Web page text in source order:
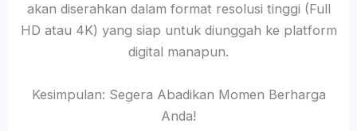
akan diserahkan dalam format resolusi tinggi (Full
HD atau 4K) yang siap untuk diunggah ke platform
digital manapun.
Kesimpulan: Segera Abadikan Momen Berharga
Anda!